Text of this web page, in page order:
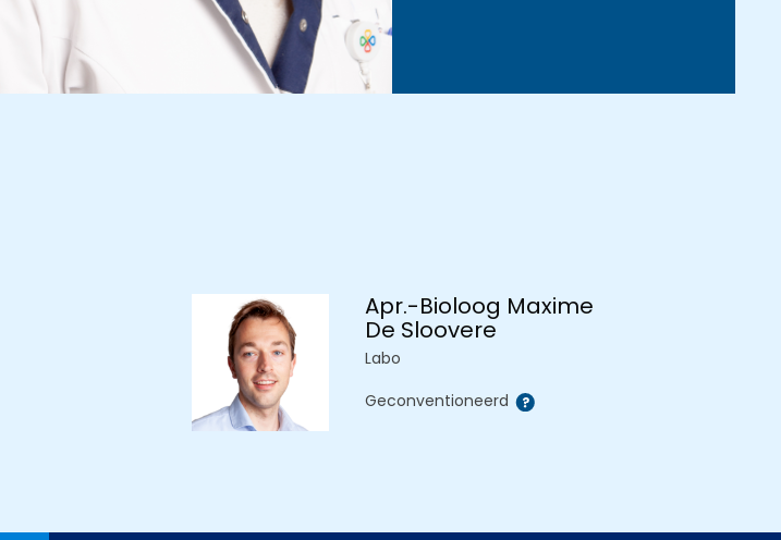
Apr.-Bioloog Maxime
De Sloovere
Labo
Geconventioneerd